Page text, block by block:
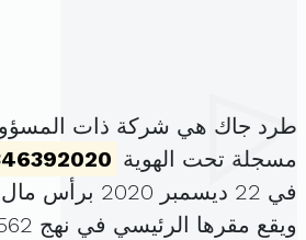
طرد جاك هي شركة ذات
مسجلة تحت الهوية
في 22 ديسمبر 2020 برأس مال قدره